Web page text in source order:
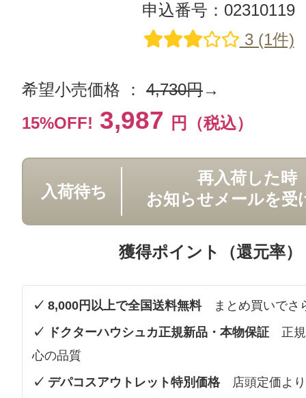
申込番号：02310119
3 (1件)
希望小売価格 ： 4,730円→
15%OFF! 3,987 円（税込）
入荷待ち
再入荷した時
お知らせメールを受
獲得ポイント（還元率）
✓ 8,000円以上で全国送料無料まとめ買いでさ
✓ ドクターハウシュカ正規新品・本物保証 正規
心の品質
✓ デパコスアウトレット特別価格店頭定価より